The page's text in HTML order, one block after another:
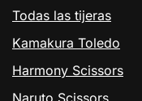
Todas las tijeras
Kamakura Toledo
Harmony Scissors
Naruto Scissors